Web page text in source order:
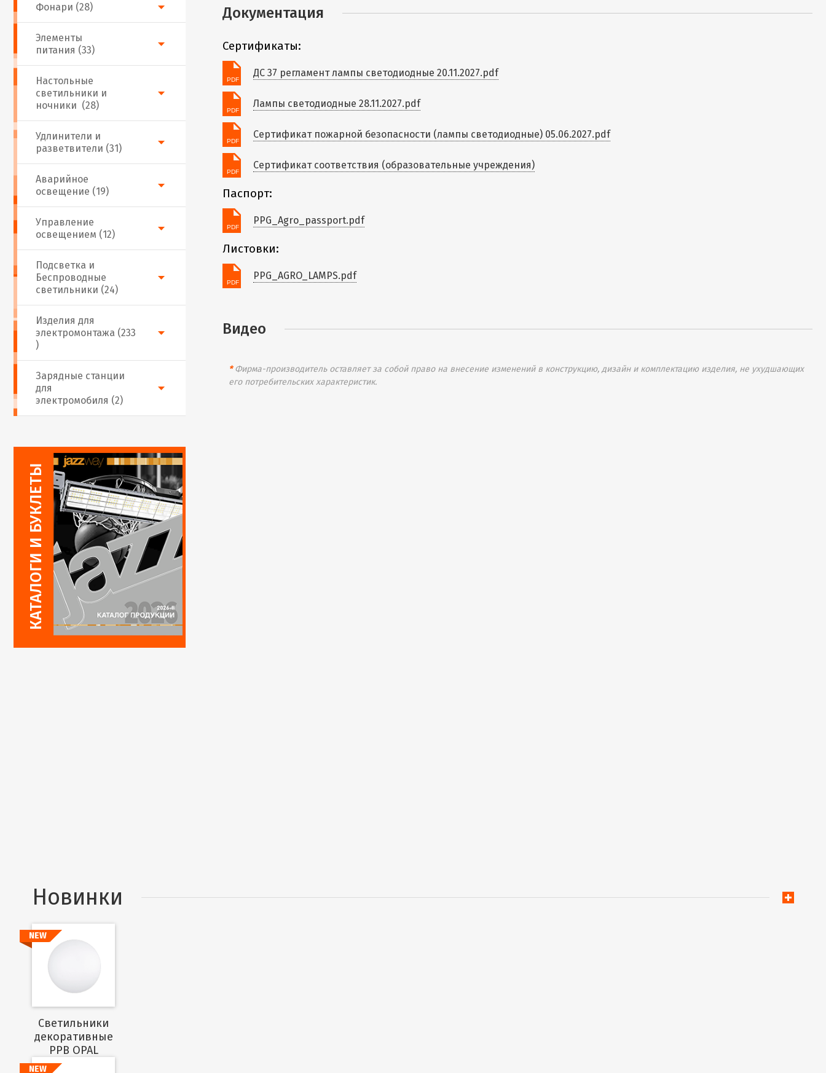
Фонари (28)
Аварийное
освещение (19)
Настольные
светильники и
ночники (28)
Подсветка и
Беспроводные
светильники (24)
Изделия для
электромонтажа (233
)
Удлинители и
разветвители (31)
Управление
освещением (12)
Элементы
питания (33)
Зарядные станции
для
электромобиля (2)
Документация
Сертификаты:
ДС 37 регламент лампы светодиодные 20.11.2027.pdf
Лампы светодиодные 28.11.2027.pdf
Сертификат пожарной безопасности (лампы светодиодные) 05.06.2027.pdf
Сертификат соответствия (образовательные учреждения)
Паспорт:
PPG_Agro_passport.pdf
Листовки:
PPG_AGRO_LAMPS.pdf
Видео
*Фирма-производитель оставляет за собой право на внесение изменений в конструкцию, дизайн и комплектацию изделия, не ухудшающих
его потребительских характеристик.
Новинки
NEW
Cветильники
декоративные
PPB OPAL
NEW